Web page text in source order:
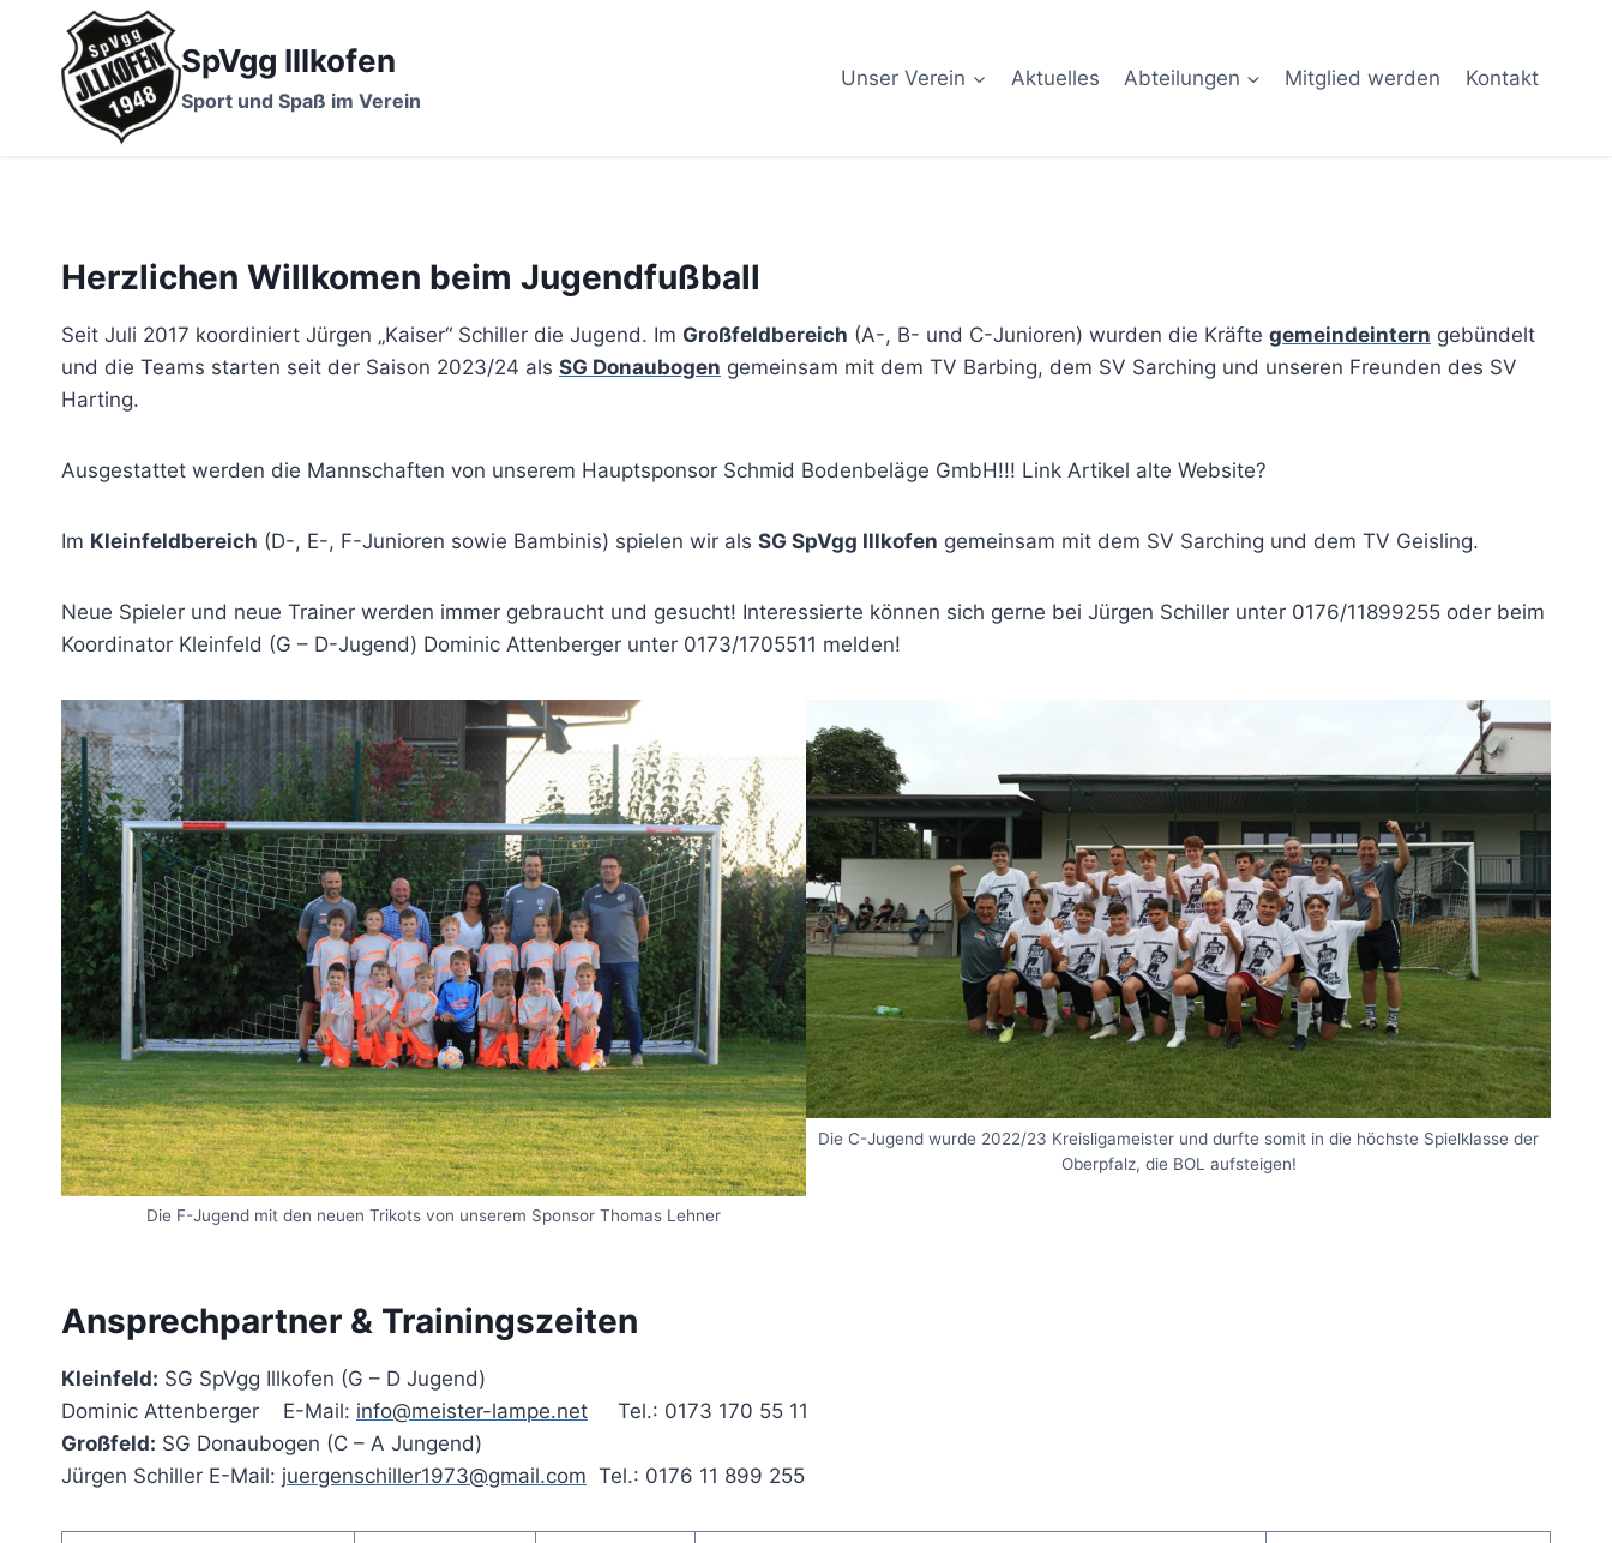
springen
SpVgg Illkofen
Sport und Spaß im Verein
Unser Verein Aktuelles Abteilungen Mitglied werden Kontakt
Herzlichen Willkomen beim Jugendfußball
Seit Juli 2017 koordiniert Jürgen „Kaiser“ Schiller die Jugend. Im Großfeldbereich (A-, B- und C-Junioren) wurden die Kräfte gemeindeintern gebündelt
und die Teams starten seit der Saison 2023/24 als SG Donaubogen gemeinsam mit dem TV Barbing, dem SV Sarching und unseren Freunden des SV
Harting.
Ausgestattet werden die Mannschaften von unserem Hauptsponsor Schmid Bodenbeläge GmbH!!! Link Artikel alte Website?
Im Kleinfeldbereich (D-, E-, F-Junioren sowie Bambinis) spielen wir als SG SpVgg Illkofen gemeinsam mit dem SV Sarching und dem TV Geisling.
Neue Spieler und neue Trainer werden immer gebraucht und gesucht! Interessierte können sich gerne bei Jürgen Schiller unter 0176/11899255 oder beim
Koordinator Kleinfeld (G – D-Jugend) Dominic Attenberger unter 0173/1705511 melden!
Die F-Jugend mit den neuen Trikots von unserem Sponsor Thomas Lehner
Die C-Jugend wurde 2022/23 Kreisligameister und durfte somit in die höchste Spielklasse der
Oberpfalz, die BOL aufsteigen!
Ansprechpartner & Trainingszeiten
Kleinfeld: SG SpVgg Illkofen (G – D Jugend)
Dominic Attenberger E-Mail: info@meister-lampe.net Tel.: 0173 170 55 11
Großfeld: SG Donaubogen (C – A Jungend)
Jürgen Schiller E-Mail: juergenschiller1973@gmail.com Tel.: 0176 11 899 255